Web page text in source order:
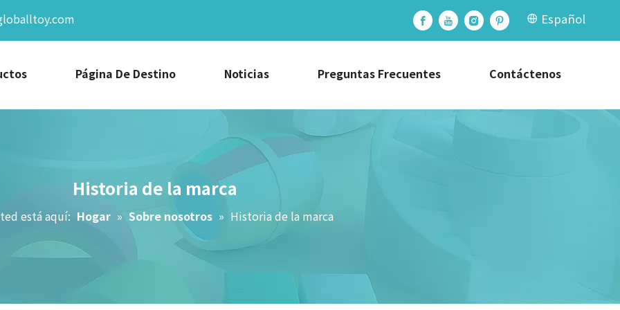
Español
Página De Destino Noticias Preguntas Frecuentes Contáctenos
Historia de la marca
está aquí: Hogar » Sobre nosotros » Historia de la marca